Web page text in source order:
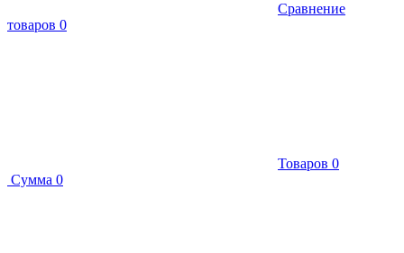
Сравнение
товаров 0
Товаров 0
Сумма 0